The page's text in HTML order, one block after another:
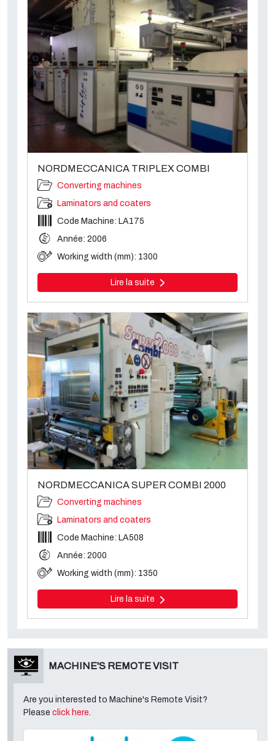
NORDMECCANICA TRIPLEX COMBI
Converting machines
Laminators and coaters
Code Machine: LA175
Année: 2006
Working width (mm): 1300
Lire la suite
NORDMECCANICA SUPER COMBI 2000
Converting machines
Laminators and coaters
Code Machine: LA508
Année: 2000
Working width (mm): 1350
Lire la suite
MACHINE'S REMOTE VISIT
Are you interested to Machine's Remote Visit?
Please click here.